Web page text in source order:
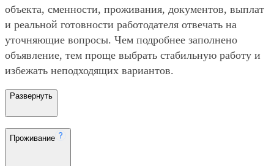
объекта, сменности, проживания, документов, выплат
и реальной готовности работодателя отвечать на
уточняющие вопросы. Чем подробнее заполнено
объявление, тем проще выбрать стабильную работу и
избежать неподходящих вариантов.
Развернуть
Проживание